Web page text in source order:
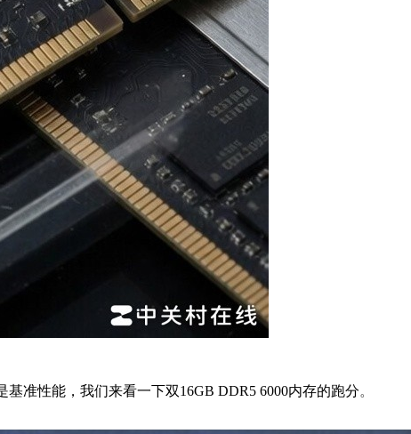
准性能，我们来看一下双16GB DDR5 6000内存的跑分。